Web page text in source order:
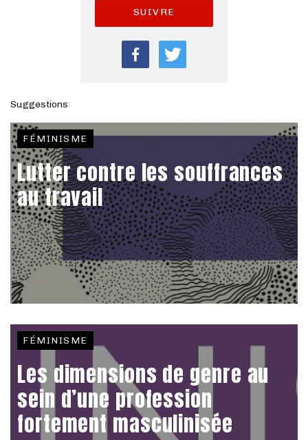
SUIVRE
Suggestions
FÉMINISME
Lutter contre les souffrances
au travail
FÉMINISME
Les dimensions de genre au
sein d’une profession
fortement masculinisée